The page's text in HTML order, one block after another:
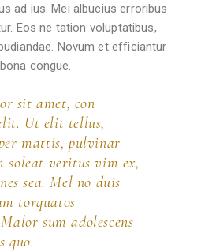
ad ius. Mei albucius erroribus
Eos ne tation voluptatibus,
Novum et efficiantur
congue.
sit amet, con
Ut elit tellus,
mattis, pulvinar
soleat veritus vim ex,
sea. Mel no duis
torquatos
sum adolescens
quo.